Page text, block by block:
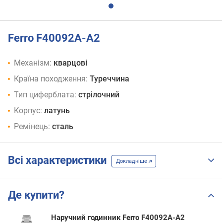
Ferro F40092A-A2
Механізм: кварцові
Країна походження: Туреччина
Тип циферблата: стрілочний
Корпус: латунь
Ремінець: сталь
Всі характеристики Докладніше
Де купити?
Наручний годинник Ferro F40092A-A2